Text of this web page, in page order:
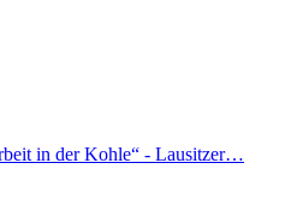
in der Kohle“ - Lausitzer…